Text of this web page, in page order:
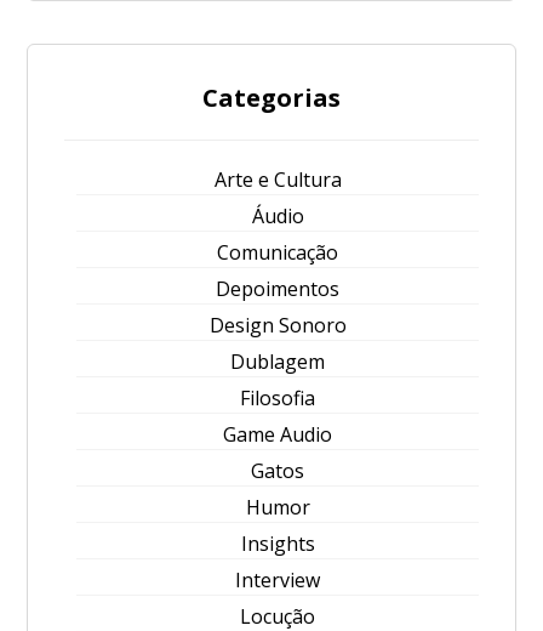
Categorias
Arte e Cultura
Áudio
Comunicação
Depoimentos
Design Sonoro
Dublagem
Filosofia
Game Audio
Gatos
Humor
Insights
Interview
Locução